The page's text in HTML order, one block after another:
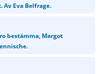
Av Eva Belfrage.
bestämma, Margot